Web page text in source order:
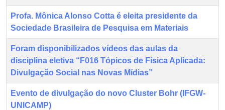
Profa. Mônica Alonso Cotta é eleita presidente da
Sociedade Brasileira de Pesquisa em Materiais
Foram disponibilizados vídeos das aulas da
disciplina eletiva “F016 Tópicos de Física Aplicada:
Divulgação Social nas Novas Mídias”
Evento de divulgação do novo Cluster Bohr (IFGW-
UNICAMP)